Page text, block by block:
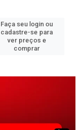
Faça seu login ou
cadastre-se para
ver preços e
comprar